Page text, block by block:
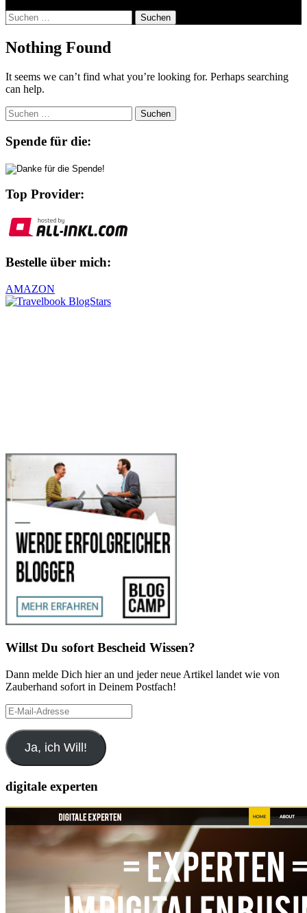
Suchen
nach:
Nothing Found
It seems we can’t find what you’re looking for. Perhaps searching
can help.
Suchen
nach:
Spende für die:
Top Provider:
Bestelle über mich:
AMAZON
Willst Du sofort Bescheid Wissen?
Dann melde Dich hier an und jeder neue Artikel landet wie von
Zauberhand sofort in Deinem Postfach!
E-
Mail-
Adresse
Ja, ich Will!
digitale experten